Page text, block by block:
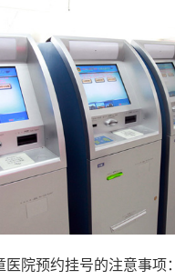
院预约挂号的注意事项：